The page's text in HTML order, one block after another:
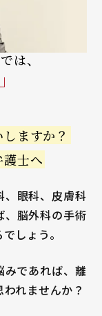
は、
ますか？
護士へ
、眼科、皮膚科
、脳外科の手術
しょう。
みであれば、離
れませんか？